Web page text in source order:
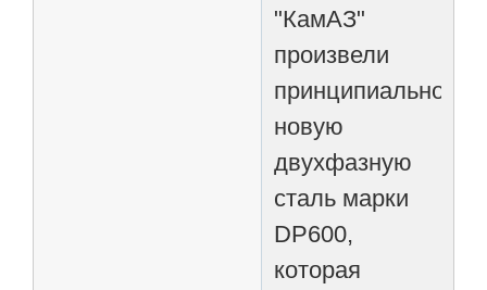
"КамАЗ"
произвели
принципиально
новую
двухфазную
сталь марки
DP600,
которая